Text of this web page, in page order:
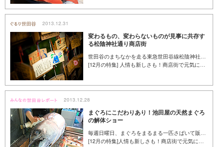
2013.12.31
変わるもの、変わらないものが見事に共存す
る松陰神社通り商店街
[12月の特集] 人情も新しさも！商店街で元気になる買い物を
2013.12.28
まぐろにこだわりあり！池田屋の天然まぐろ
の解体ショー
[12月の特集]人情も新しさも！商店街で元気になる買い物を